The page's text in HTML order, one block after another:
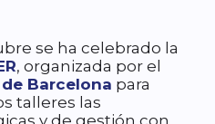
se ha celebrado la
, organizada por el
Barcelona para
talleres las